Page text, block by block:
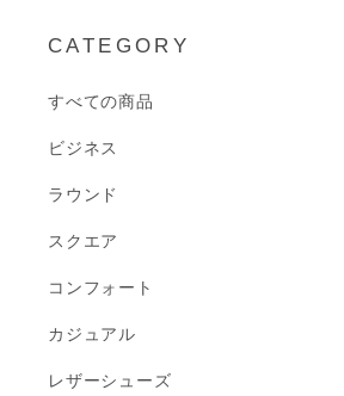
CATEGORY
すべての商品
ビジネス
ラウンド
スクエア
コンフォート
カジュアル
レザーシューズ